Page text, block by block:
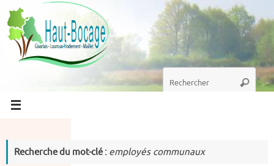
Passer
au
contenu
Recherche
pour
Recherche du mot-clé : employés communaux